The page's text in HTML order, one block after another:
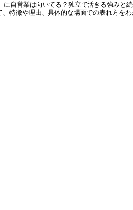
に自営業は向いてる？独立で活きる強みと
、特徴や理由、具体的な場面での表れ方を